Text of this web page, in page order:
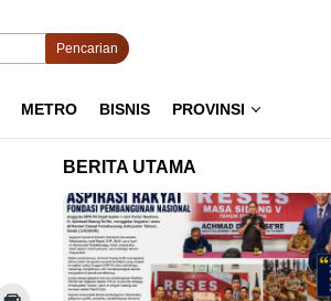
Pencarian
METRO BISNIS PROVINSI
BERITA UTAMA